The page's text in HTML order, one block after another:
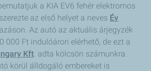
a KIA EV6 fehér elektromos
az első helyet a neves Év
Az autó az aktuális árjegyzék
000 Ft indulóáron elérhető, de ezt a
Kft . adta kölcsön számunkra.
körül álldogáló embereket is